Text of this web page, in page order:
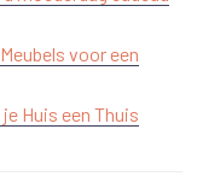
voor een
Huis een Thuis